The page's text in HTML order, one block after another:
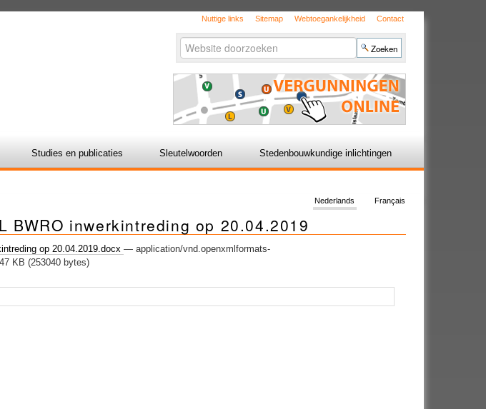
Nuttige links Sitemap Webtoegankelijkheid Contact
Zoek
zoeken...
Studies en publicaties Sleutelwoorden Stedenbouwkundige inlichtingen
Français
Nederlands
BWRO inwerkintreding op 20.04.2019
op 20.04.2019.docx— application/vnd.openxmlformats-
KB (253040 bytes)